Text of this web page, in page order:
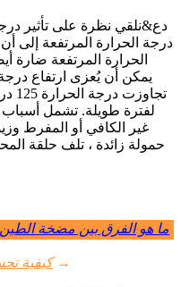
دع&نلقي نظرة على تأثير
درجة الحرارة المرتفعة إلى
الحرارة المرتفعة ضارة
يمكن أن يُعزى ارتفاع
لفترة طويلة. تشمل أسباب
غير الكافي أو المفرط
حمولة زائدة ، تلف حلقة
ما هو الفرق بين مضخة
كيفية →